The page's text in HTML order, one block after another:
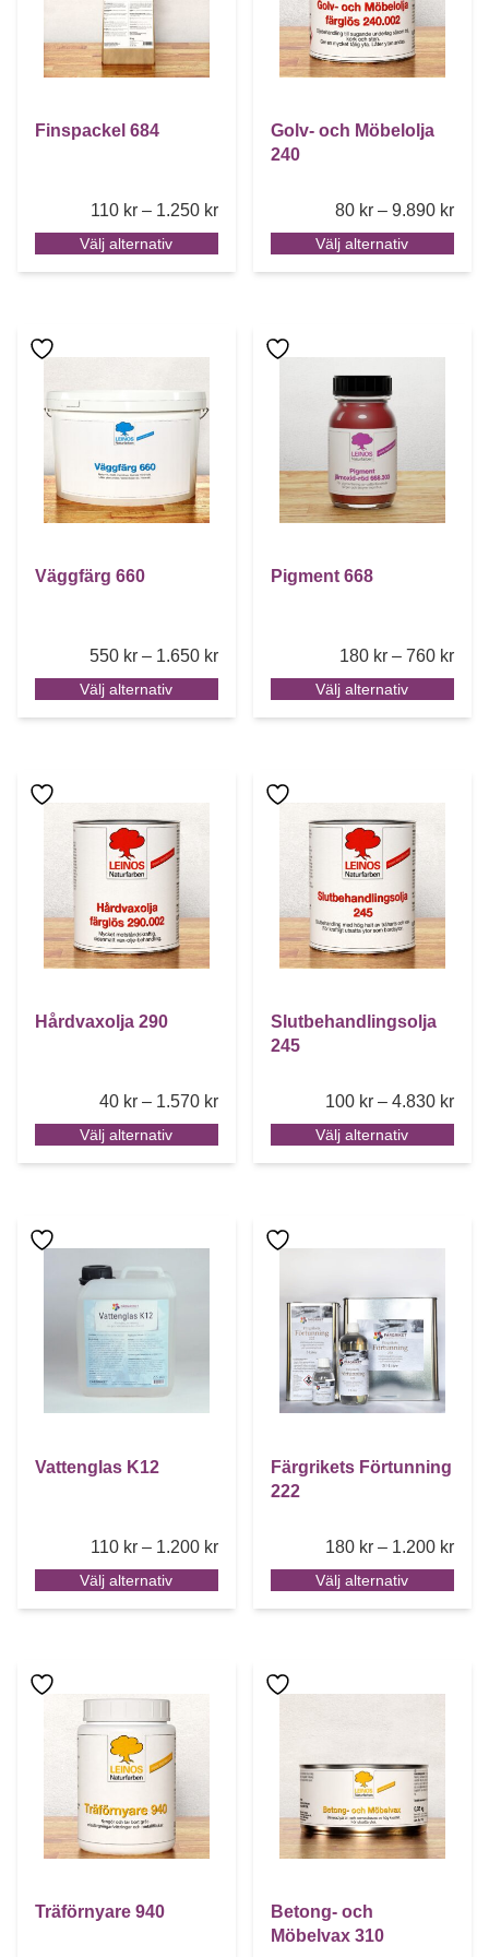
Finspackel 684
110 kr – 1.250 krPrice range: 110 kr through 1.250
Välj alternativ
Golv- och Möbelolja
240
80 kr – 9.890 kr
Välj alternativ
Väggfärg 660
550 kr – 1.650 krPrice range: 550 kr through 1.650
Välj alternativ
Den här produkten har flera varianter. De olika
Pigment 668
180 kr – 760 kr
Välj alternativ
Den här produkten har
Hårdvaxolja 290
40 kr – 1.570 krPrice range: 40 kr through 1.570 kr
Välj alternativ
Den här produkten har flera varianter. De olika
Slutbehandlingsolja
245
100 kr – 4.830 kr
Välj alternativ
Den här produkten har
Vattenglas K12
110 kr – 1.200 krPrice range: 110 kr through 1.200
Välj alternativ
Den här produkten har flera varianter. De olika
Färgrikets Förtunning
222
180 kr – 1.200 kr
Välj alternativ
Den här produkten har
Träförnyare 940
Den här produkten har flera varianter. De olika
Betong- och
Möbelvax 310
Den här produkten har